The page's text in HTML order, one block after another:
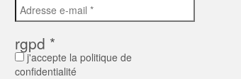
rgpd *
j'accepte la politique de
confidentialité